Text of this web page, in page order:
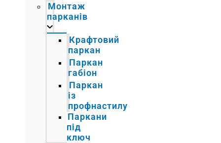
Монтаж
парканів
Крафтовий
паркан
Паркан
габіон
Паркан
із
профнастилу
Паркани
під
ключ